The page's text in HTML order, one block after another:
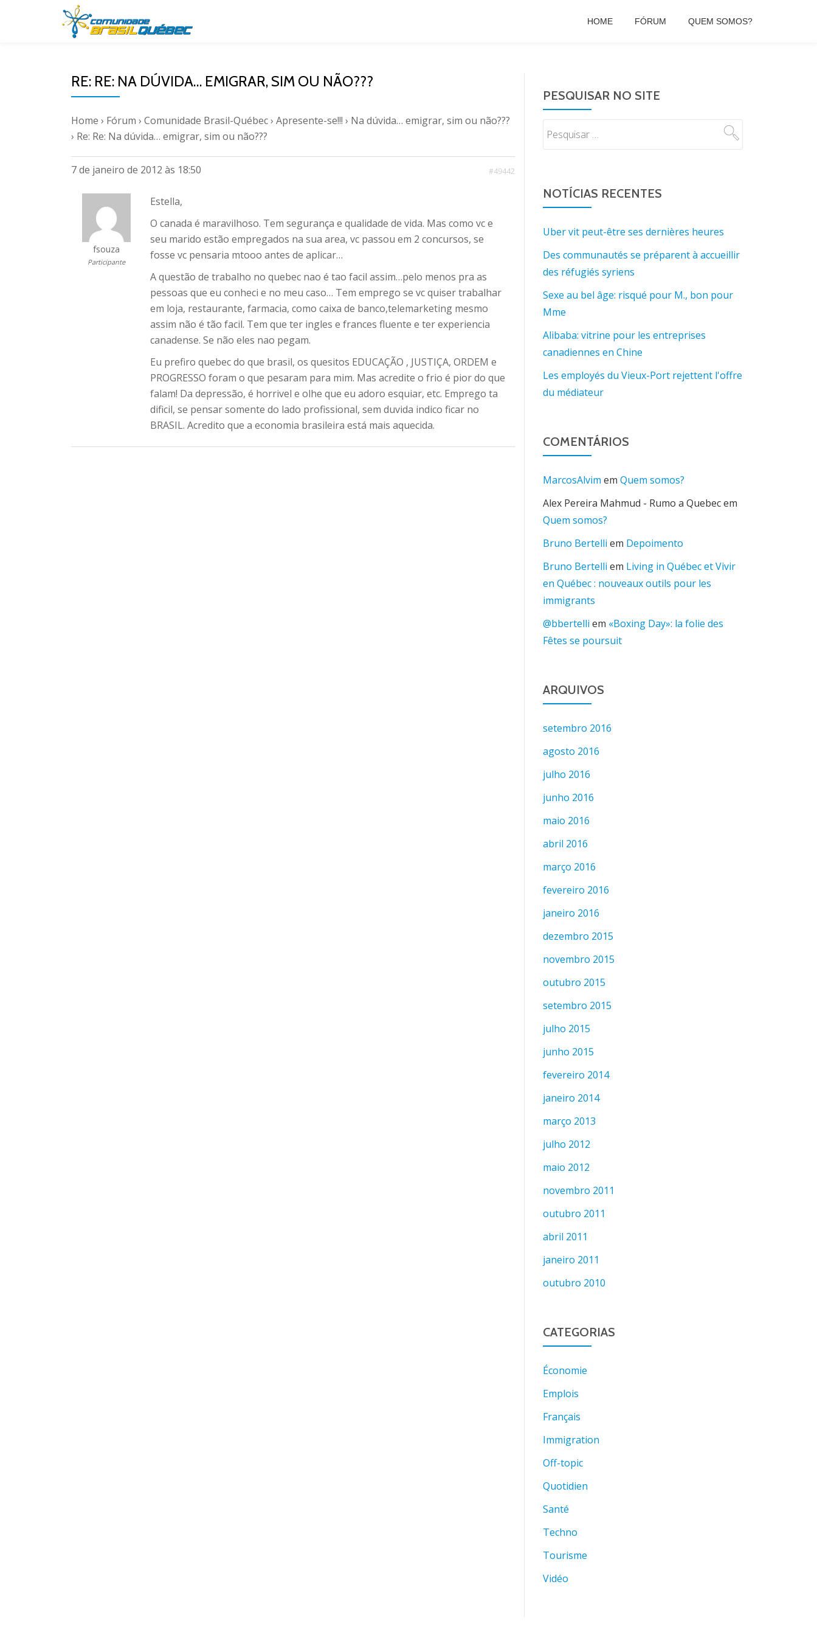
HOME FÓRUM QUEM SOMOS?
RE: RE: NA DÚVIDA… EMIGRAR, SIM OU NÃO???
Home › Fórum › Comunidade Brasil-Québec› Apresente-se!!! › Na dúvida… emigrar, sim ou não???
› Re: Re: Na dúvida… emigrar, sim ou não???
7 de janeiro de 2012 às 18:50 #49442
fsouza
Participante
Estella,
O canada é maravilhoso. Tem segurança e qualidade de vida. Mas como vc e
seu marido estão empregados na sua area, vc passou em 2 concursos, se
fosse vc pensaria mtooo antes de aplicar…
A questão de trabalho no quebec nao é tao facil assim…pelo menos pra as
pessoas que eu conheci e no meu caso… Tem emprego se vc quiser trabalhar
em loja, restaurante, farmacia, como caixa de banco,telemarketing mesmo
assim não é tão facil. Tem que ter ingles e frances fluente e ter experiencia
canadense. Se não eles nao pegam.
Eu prefiro quebec do que brasil, os quesitos EDUCAÇÃO , JUSTIÇA, ORDEM e
PROGRESSO foram o que pesaram para mim. Mas acredite o frio é pior do que
falam! Da depressão, é horrivel e olhe que eu adoro esquiar, etc. Emprego ta
dificil, se pensar somente do lado profissional, sem duvida indico ficar no
BRASIL. Acredito que a economia brasileira está mais aquecida.
PESQUISAR NO SITE
NOTÍCIAS RECENTES
Uber vit peut-être ses dernières heures
Des communautés se préparent à accueillir
des réfugiés syriens
Sexe au bel âge: risqué pour M., bon pour
Mme
Alibaba: vitrine pour les entreprises
canadiennes en Chine
Les employés du Vieux-Port rejettent l'offre
du médiateur
COMENTÁRIOS
MarcosAlvim em Quem somos?
Alex Pereira Mahmud - Rumo a Quebecem
Quem somos?
Bruno Bertelli em Depoimento
Bruno Bertelli em Living in Québec et Vivir
en Québec : nouveaux outils pour les
immigrants
@bbertelli em «Boxing Day»: la folie des
Fêtes se poursuit
ARQUIVOS
setembro 2016
agosto 2016
julho 2016
junho 2016
maio 2016
abril 2016
março 2016
fevereiro 2016
janeiro 2016
dezembro 2015
novembro 2015
outubro 2015
setembro 2015
julho 2015
junho 2015
fevereiro 2014
janeiro 2014
março 2013
julho 2012
maio 2012
novembro 2011
outubro 2011
abril 2011
janeiro 2011
outubro 2010
CATEGORIAS
Économie
Emplois
Français
Immigration
Off-topic
Quotidien
Santé
Techno
Tourisme
Vidéo